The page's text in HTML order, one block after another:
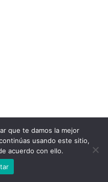
que te damos la mejor
usando este sitio,
acuerdo con ello.